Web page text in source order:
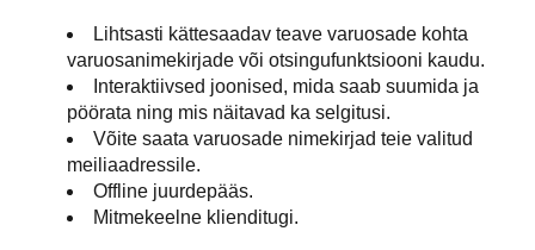
Lihtsasti kättesaadav teave varuosade kohta
varuosanimekirjade või otsingufunktsiooni kaudu.
Interaktiivsed joonised, mida saab suumida ja
pöörata ning mis näitavad ka selgitusi.
Võite saata varuosade nimekirjad teie valitud
meiliaadressile.
Offline juurdepääs.
Mitmekeelne klienditugi.